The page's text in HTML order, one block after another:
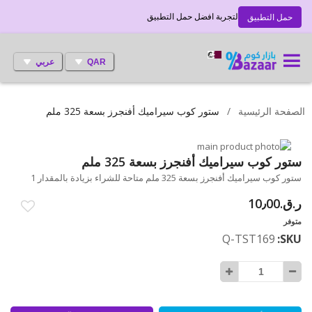
حمل التطبيق لتجربة افضل حمل التطبيق
QAR عربي
الصفحة الرئيسية ستور كوب سيراميك أفنجرز بسعة 325 ملم
انتقل
إلى
النهاية
معرض
الصور
تخطي
إلى
بداية
معرض
الصور
ستور كوب سيراميك أفنجرز بسعة 325 ملم
ستور كوب سيراميك أفنجرز بسعة 325 ملم متاحة للشراء بزيادة بالمقدار 1
ر.ق.‏10٫00
متوفر
SKU
Q-TST169